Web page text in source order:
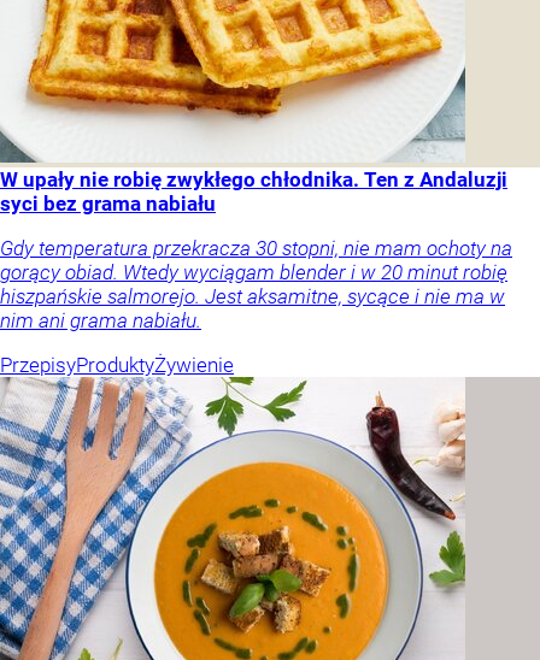
W upały nie robię zwykłego chłodnika. Ten z Andaluzji
syci bez grama nabiału
Gdy temperatura przekracza 30 stopni, nie mam ochoty na
gorący obiad. Wtedy wyciągam blender i w 20 minut robię
hiszpańskie salmorejo. Jest aksamitne, sycące i nie ma w
nim ani grama nabiału.
PrzepisyProduktyŻywienie